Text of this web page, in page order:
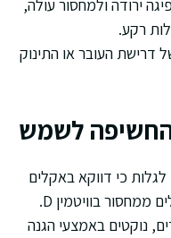
– הסיכון לספיגה ירודה ולמחסור עולה,
רקע.
דרישת העובר או התינוק
לשמש
כי דווקא באקלים
שטוף השמש בישראל, ייתכן שהם סובלים ממחסור בוויטמין D.
נוקטים באמצעי הגנה